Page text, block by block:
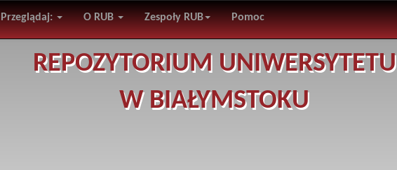
Przeglądaj: O RUB Zespoły RUB Pomoc
REPOZYTORIUM UNIWERSYTETU
W BIAŁYMSTOKU